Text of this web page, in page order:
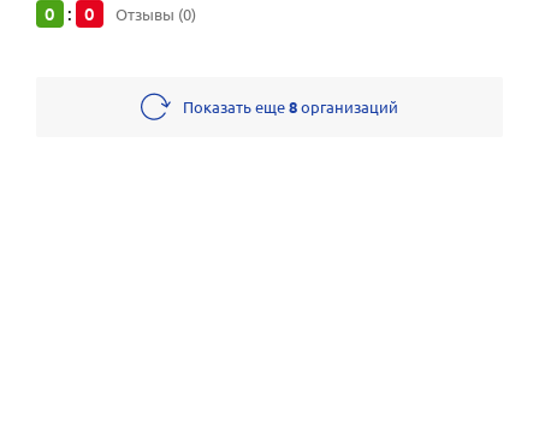
0 : 0 Отзывы (0)
Показать еще8организаций